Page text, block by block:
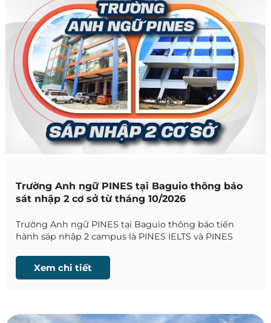
Trường Anh ngữ PINES tại Baguio thông báo
sát nhập 2 cơ sở từ tháng 10/2026
Trường Anh ngữ PINES tại Baguio thông báo tiến
hành sáp nhập 2 campus là PINES IELTS và PINES
Xem chi tiết